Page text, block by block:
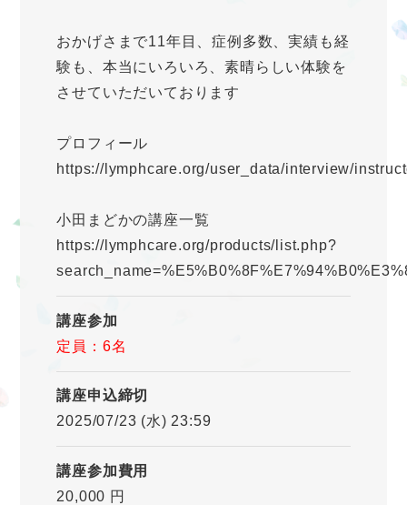
おかげさまで11年目、症例多数、実績も経
験も、本当にいろいろ、素晴らしい体験を
させていただいております
プロフィール
https://lymphcare.org/user_data/interview/
小田まどかの講座一覧
https://lymphcare.org/products/list.php?
講座参加
定員：6名
講座申込締切
2025/07/23 (水) 23:59
講座参加費用
20,000 円